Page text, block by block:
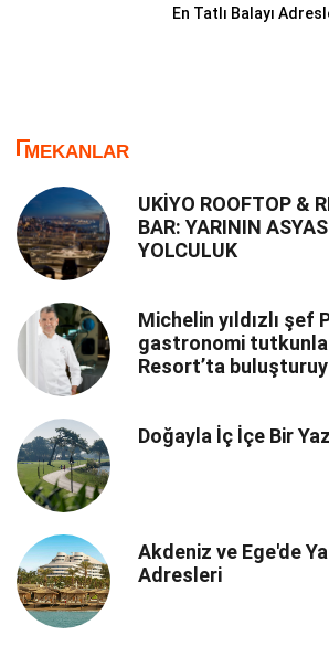
En Tatlı Balayı
MEKANLAR
UKİYO ROOFTOP &
BAR: YARININ
YOLCULUK
Michelin yıldızlı şef
gastronomi
Resort’ta
Doğayla İç İçe Bir Yaz
Akdeniz ve Ege'de
Adresleri